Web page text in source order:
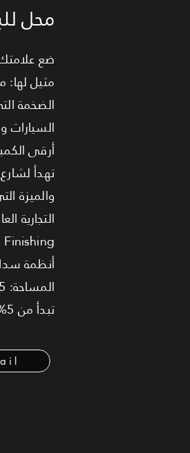
محل
ضع
أرقى
التجارية
تبدأ من 5%+5% مقدم على 7 سنوات، أو 10% مقدم على 8 سنوات.